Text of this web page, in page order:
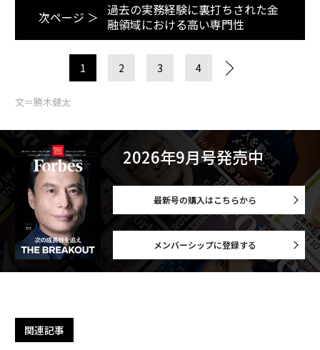
次ページ ＞ 過去の実務経験に裏打ちされた金
融領域における高い専門性
1 2 3 4
文＝勝木健太
2026年9月号発売中
最新号の購入はこちらから
メンバーシップに登録する
関連記事